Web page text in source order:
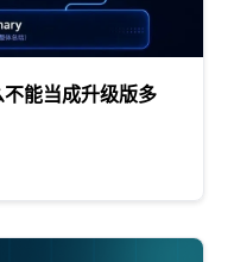
能当成升级版多